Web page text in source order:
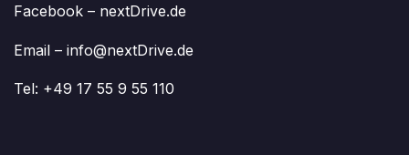
Facebook – nextDrive.de
Email – info@nextDrive.de
Tel: +49 17 55 9 55 110